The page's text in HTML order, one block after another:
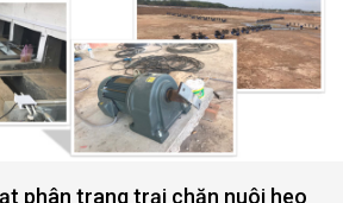
phân trang trại chăn nuôi heo